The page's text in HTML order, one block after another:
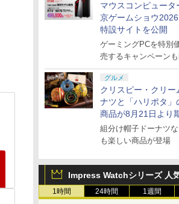
マウスコンピュータ
京ゲームショウ
特設サイトを公開
ゲーミングPCを特別
売するキャンペーン
グルメ
クリスピー・クリー
ナツと「ハリポタ」
商品が8月21日より
で発売
組分け帽子ドーナツ
も楽しい商品が登場
Impress Watchシリーズ 人
1時間 24時間 1週間